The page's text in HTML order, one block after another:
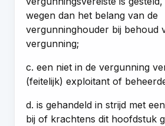
wegen dan het belang van de
vergunninghouder bij behoud
vergunning;
c. een niet in de vergunning
(feitelijk) exploitant of
d. is gehandeld in strijd met
bij of krachtens dit hoofdstuk